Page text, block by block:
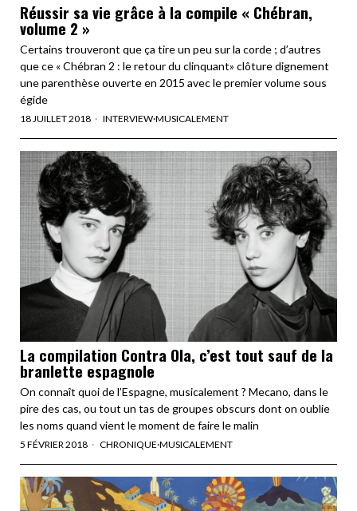
Réussir sa vie grâce à la compile « Chébran,
volume 2 »
Certains trouveront que ça tire un peu sur la corde ; d’autres
que ce « Chébran 2 : le retour du clinquant» clôture dignement
une parenthèse ouverte en 2015 avec le premier volume sous
égide
18 JUILLET 2018 INTERVIEW·MUSICALEMENT
La compilation Contra Ola, c’est tout sauf de la
branlette espagnole
On connaît quoi de l’Espagne, musicalement ? Mecano, dans le
pire des cas, ou tout un tas de groupes obscurs dont on oublie
les noms quand vient le moment de faire le malin
5 FÉVRIER 2018 CHRONIQUE·MUSICALEMENT